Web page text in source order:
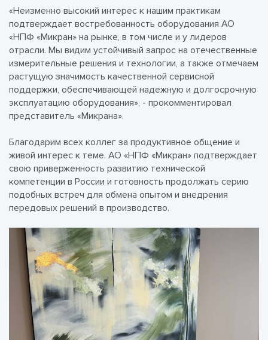
«Неизменно высокий интерес к нашим практикам
подтверждает востребованность оборудования АО
«НПФ «Микран» на рынке, в том числе и у лидеров
отрасли. Мы видим устойчивый запрос на отечественные
измерительные решения и технологии, а также отмечаем
растущую значимость качественной сервисной
поддержки, обеспечивающей надежную и долгосрочную
эксплуатацию оборудования», - прокомментировал
представитель «Микрана».
Благодарим всех коллег за продуктивное общение и
живой интерес к теме. АО «НПФ «Микран» подтверждает
свою приверженность развитию технической
компетенции в России и готовность продолжать серию
подобных встреч для обмена опытом и внедрения
передовых решений в производство.